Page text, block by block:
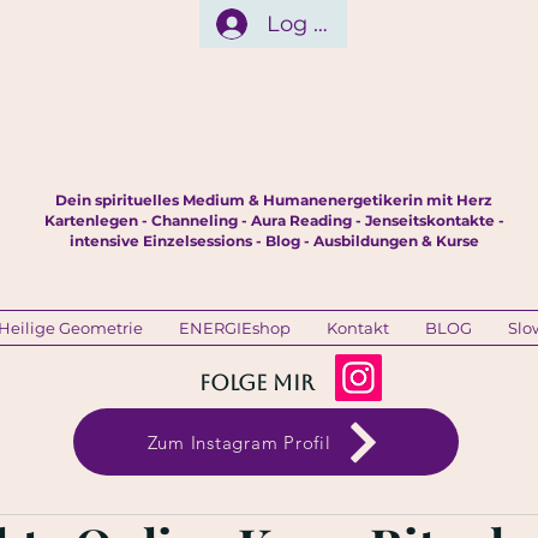
Log In
Dein spirituelles Medium & Humanenergetikerin mit Herz
Kartenlegen - Channeling - Aura Reading - Jenseitskontakte -
intensive Einzelsessions - Blog - Ausbildungen & Kurse
Geometrie ENERGIEshop Kontakt BLOG
Folge mir
Zum Instagram Profil